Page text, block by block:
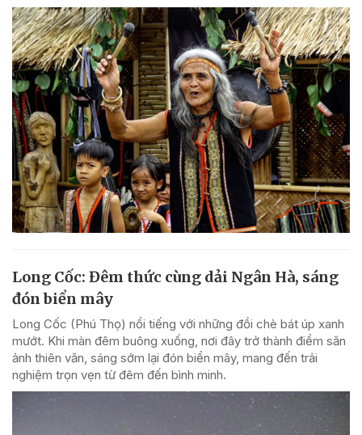
Long Cốc: Đêm thức cùng dải Ngân Hà, sáng
đón biển mây
Long Cốc (Phú Thọ) nổi tiếng với những đồi chè bát úp xanh
mướt. Khi màn đêm buông xuống, nơi đây trở thành điểm săn
ảnh thiên văn, sáng sớm lại đón biển mây, mang đến trải
nghiệm trọn vẹn từ đêm đến bình minh.